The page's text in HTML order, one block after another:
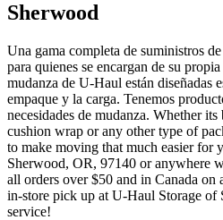
Sherwood
Una gama completa de suministros
para quienes se encargan de su
mudanza de U-Haul están diseñadas
empaque y la carga. Tenemos
necesidades de mudanza. Whether
cushion wrap or any other type of
to make moving that much easier for
Sherwood, OR, 97140 or anywhere
all orders over $50 and in Canada on
in-store pick up at U-Haul Storage of
service!